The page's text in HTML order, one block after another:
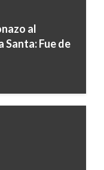
al
Santa: Fue de